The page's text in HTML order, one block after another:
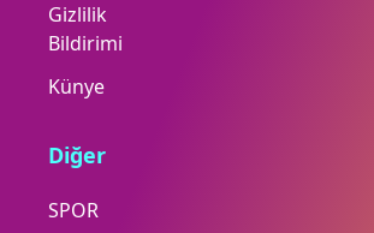
Gizlilik
Bildirimi
Künye
Diğer
SPOR